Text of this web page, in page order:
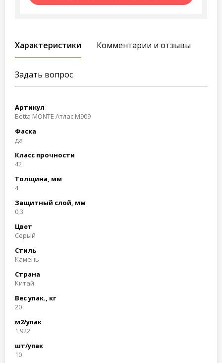
Характеристики Комментарии и отзывы
Задать вопрос
Артикул
Betta MONTE Атлас M909
Фаска
да
Класс прочности
42
Толщина, мм
4
Защитный слой, мм
0,3
Цвет
Серый
Стиль
Камень
Страна
Китай
Вес упак., кг
20
м2/упак
1,922
шт/упак
10